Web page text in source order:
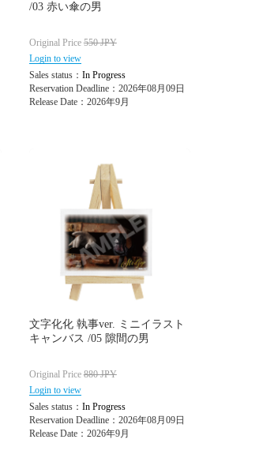
/03 赤い傘の男
Original Price 550JPY
Login to view
Sales status： In Progress
Reservation Deadline：2026年08月09日
Release Date：2026年9月
文字化化 執事ver. ミニイラスト
キャンバス /05 隙間の男
Original Price 880JPY
Login to view
Sales status： In Progress
Reservation Deadline：2026年08月09日
Release Date：2026年9月